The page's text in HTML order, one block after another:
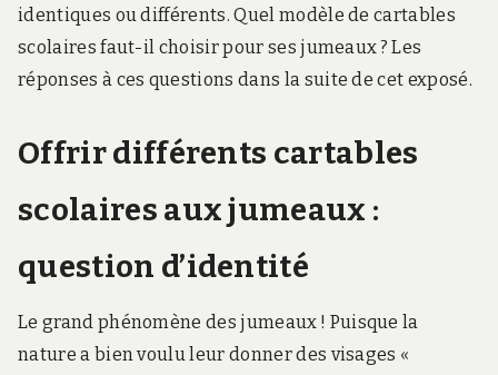
identiques ou différents. Quel modèle de cartables
scolaires faut-il choisir pour ses jumeaux ? Les
réponses à ces questions dans la suite de cet exposé.
Offrir différents cartables
scolaires aux jumeaux :
question d’identité
Le grand phénomène des jumeaux ! Puisque la
nature a bien voulu leur donner des visages «